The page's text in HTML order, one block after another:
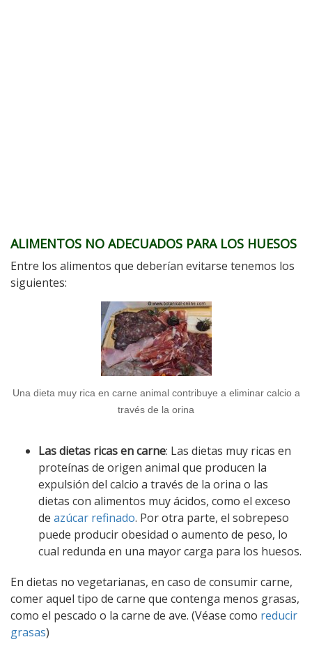
ALIMENTOS NO ADECUADOS PARA LOS HUESOS
Entre los alimentos que deberían evitarse tenemos los
siguientes:
Una dieta muy rica en carne animal contribuye a eliminar calcio a
través de la orina
Las dietas ricas en carne: Las dietas muy ricas en
proteínas de origen animal que producen la
expulsión del calcio a través de la orina o las
dietas con alimentos muy ácidos, como el exceso
de azúcar refinado. Por otra parte, el sobrepeso
puede producir obesidad o aumento de peso, lo
cual redunda en una mayor carga para los huesos.
En dietas no vegetarianas, en caso de consumir carne,
comer aquel tipo de carne que contenga menos grasas,
como el pescado o la carne de ave. (Véase como reducir
grasas)